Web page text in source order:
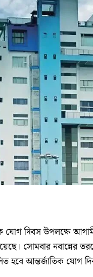
যোগ দিবস উপলক্ষে
সোমবার নবান্নের
হবে আন্তর্জাতিক যোগ